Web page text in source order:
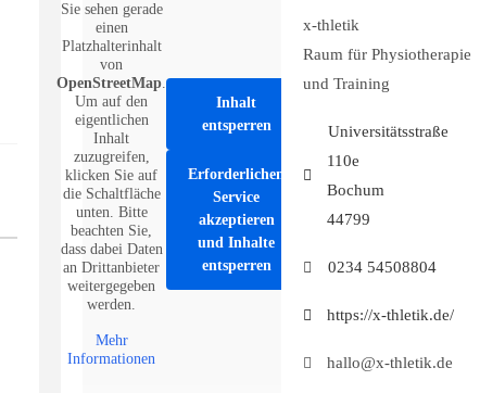
Sie sehen gerade
einen
Platzhalterinhalt
von
OpenStreetMap.
Um auf den
eigentlichen
Inhalt
zuzugreifen,
klicken Sie auf
die Schaltfläche
unten. Bitte
beachten Sie,
dass dabei Daten
an Drittanbieter
weitergegeben
werden.
Mehr
Informationen
Inhalt
entsperren
Erforderlichen
Service
akzeptieren
und Inhalte
entsperren
x-thletik
Raum für Physiotherapie
und Training
Universitätsstraße
110e
Bochum
44799
0234 54508804
https://x-thletik.de/
hallo@x-thletik.de